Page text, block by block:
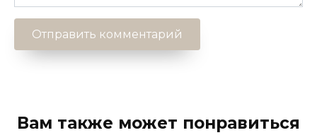
Вам также может понравиться